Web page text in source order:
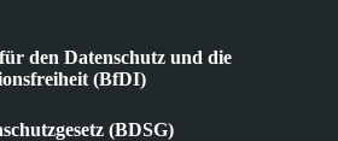
den Datenschutz und die
(BfDI)
(BDSG)